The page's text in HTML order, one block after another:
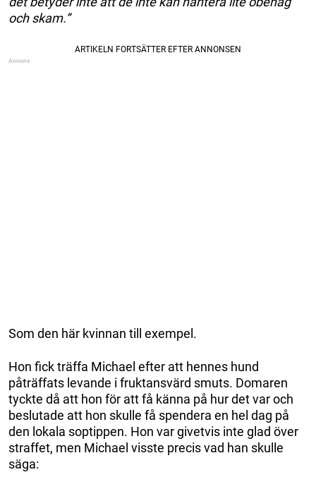
och skam.”
Som den här kvinnan till exempel.
Hon fick träffa Michael efter att hennes hund
påträffats levande i fruktansvärd smuts. Domaren
tyckte då att hon för att få känna på hur det var och
beslutade att hon skulle få spendera en hel dag på
den lokala soptippen. Hon var givetvis inte glad över
straffet, men Michael visste precis vad han skulle
säga: